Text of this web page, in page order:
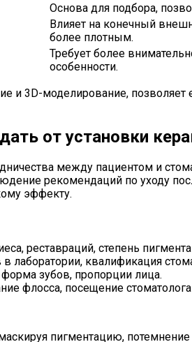
Основа для подбора,
Влияет на конечный
более плотным.
Требует более
особенности.
и 3D-моделирование, позволяет
от установки
между пациентом и
рекомендаций по уходу
эффекту.
реставраций, степень
лаборатории, квалификация
зубов, пропорции лица.
флосса, посещение
пигментацию,